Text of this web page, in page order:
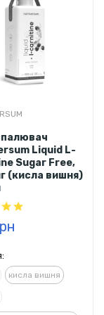
Liquid L-
Sugar Free,
(кисла вишня)
кисла вишня